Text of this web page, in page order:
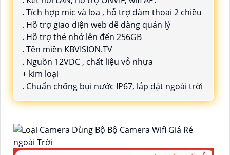
. Tích hợp mic và loa , hỗ trợ đàm thoai 2 chiều
. Hỗ trợ giao diện web dễ dàng quản lý
. Hỗ trợ thẻ nhớ lên đến 256GB
. Tên miền KBVISION.TV
. Nguồn 12VDC , chất liệu vỏ nhựa
+ kim loại
. Chuẩn chống bụi nước IP67, lắp đặt ngoài trời